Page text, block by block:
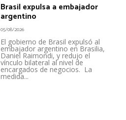
Brasil expulsa a embajador
argentino
05/08/2026
El gobierno de Brasil expulsó al
embajador argentino en Brasilia,
Daniel Raimondi, y redujo el
vínculo bilateral al nivel de
encargados de negocios. La
medida...